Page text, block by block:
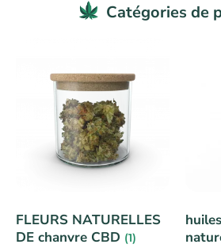
Catégories de
FLEURS NATURELLES
DE chanvre CBD (1)